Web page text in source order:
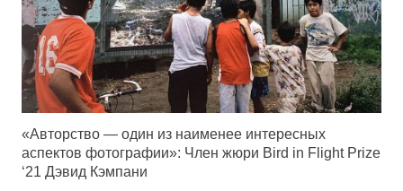
«Авторство ― один из наименее интересных
аспектов фотографии»: Член жюри Bird in Flight Prize
‘21 Дэвид Кэмпани